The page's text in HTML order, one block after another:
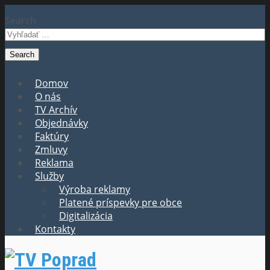
Search
Domov
O nás
TV Archív
Objednávky
Faktúry
Zmluvy
Reklama
Služby
Výroba reklamy
Platené príspevky pre obce
Digitalizácia
Kontakty